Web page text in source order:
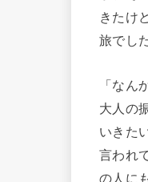
きたけ
旅でし
「な
大人の
いきた
言われ
の人に